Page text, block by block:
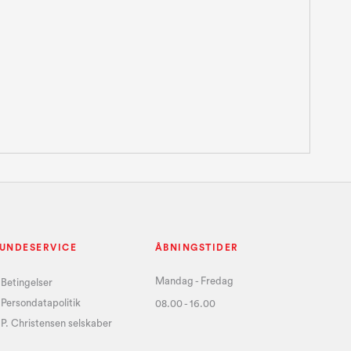
Betingelser
Persondatapolitik
P. Christensen selskaber
ÅBNINGSTIDER
Mandag - Fredag
08.00 - 16.00